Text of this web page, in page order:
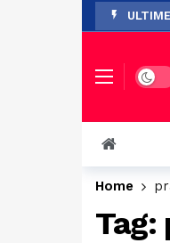
Dark
Home
Tag: